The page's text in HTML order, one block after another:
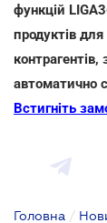
функцій
продуктів
автоматично
Встигніть
Головна /